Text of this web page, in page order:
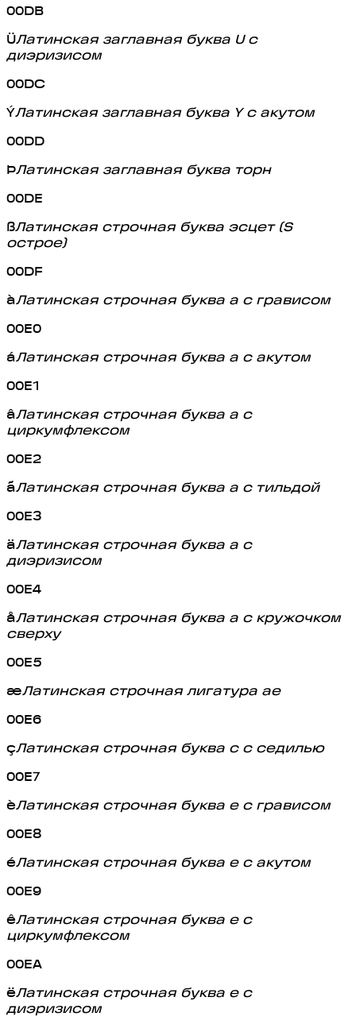
00DB
ÜЛатинская заглавная буква U с
диэризисом
00DC
ÝЛатинская заглавная буква Y с акутом
00DD
ÞЛатинская заглавная буква торн
00DE
ßЛатинская строчная буква эсцет (S
острое)
00DF
àЛатинская строчная буква a с грависом
00E0
áЛатинская строчная буква a с акутом
00E1
âЛатинская строчная буква a с
циркумфлексом
00E2
ãЛатинская строчная буква a с тильдой
00E3
äЛатинская строчная буква a с
диэризисом
00E4
åЛатинская строчная буква a с кружочком
сверху
00E5
æЛатинская строчная лигатура ae
00E6
çЛатинская строчная буква c с седилью
00E7
èЛатинская строчная буква e с грависом
00E8
éЛатинская строчная буква e с акутом
00E9
êЛатинская строчная буква e с
циркумфлексом
00EA
ëЛатинская строчная буква e с
диэризисом